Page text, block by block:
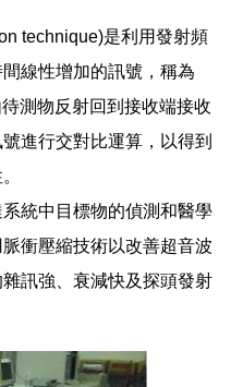
technique)是利用發射頻
線性增加的訊號，稱為
測物反射回到接收端接收
進行交對比運算，以得到
統中目標物的偵測和醫學
衝壓縮技術以改善超音波
訊強、衰減快及探頭發射